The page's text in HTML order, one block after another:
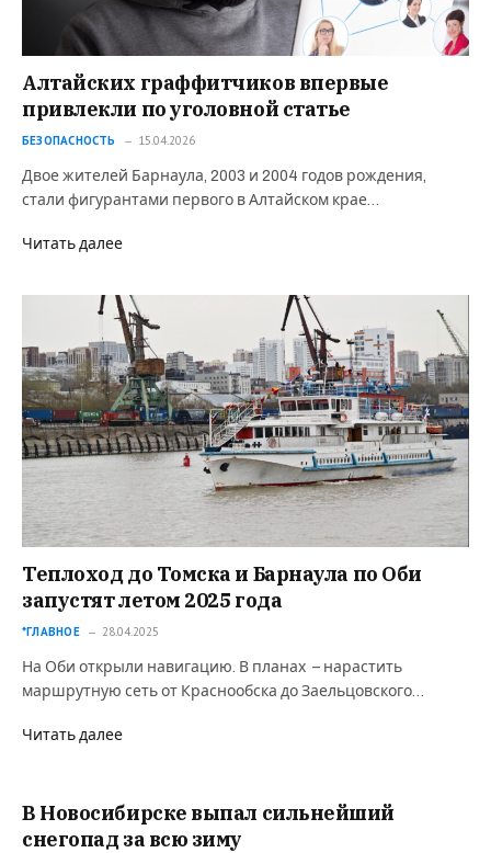
Алтайских граффитчиков впервые
привлекли по уголовной статье
БЕЗОПАСНОСТЬ 15.04.2026
Двое жителей Барнаула, 2003 и 2004 годов рождения,
стали фигурантами первого в Алтайском крае…
Читать далее
Теплоход до Томска и Барнаула по Оби
запустят летом 2025 года
*ГЛАВНОЕ 28.04.2025
На Оби открыли навигацию. В планах – нарастить
маршрутную сеть от Краснообска до Заельцовского…
Читать далее
В Новосибирске выпал сильнейший
снегопад за всю зиму